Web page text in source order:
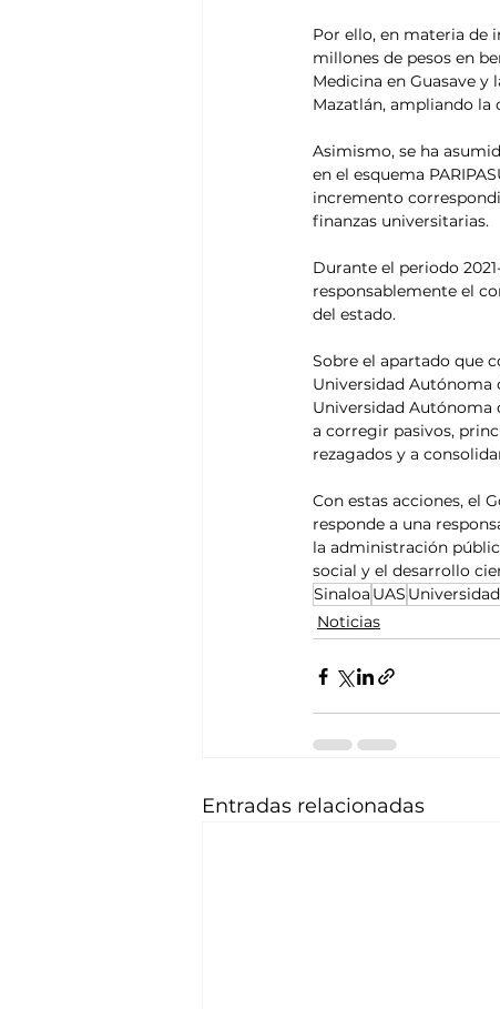
Por ello, en materia de
millones de pesos en
Medicina en Guasave
Mazatlán, ampliando la
Asimismo, se ha
en el esquema
incremento
finanzas universitarias.
Durante el periodo
responsablemente el
del estado.
Sobre el apartado que
Universidad Autónoma
Universidad Autónoma
a corregir pasivos,
rezagados y a
Con estas acciones, el
responde a una
la administración
social y el desarrollo
Sinaloa UAS
Noticias
Entradas relacionadas